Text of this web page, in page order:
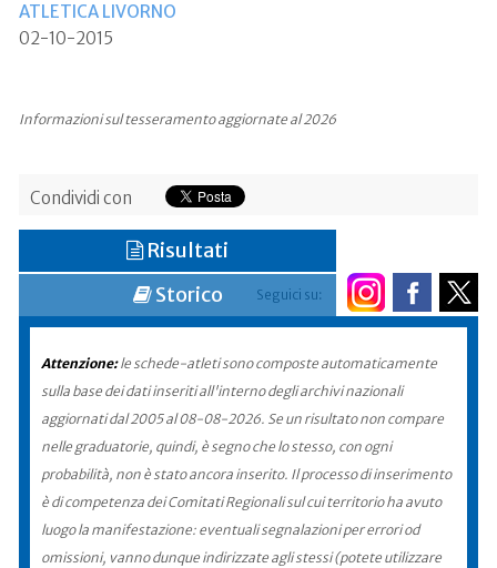
ATLETICA LIVORNO
02-10-2015
Informazioni sul tesseramento aggiornate al 2026
Condividi con
Seguici su:
Risultati
Storico
Attenzione:le schede-atleti sono composte automaticamente
sulla base dei dati inseriti all'interno degli archivi nazionali
aggiornati dal 2005 al 08-08-2026. Se un risultato non compare
nelle graduatorie, quindi, è segno che lo stesso, con ogni
probabilità, non è stato ancora inserito. Il processo di inserimento
è di competenza dei Comitati Regionali sul cui territorio ha avuto
luogo la manifestazione: eventuali segnalazioni per errori od
omissioni, vanno dunque indirizzate agli stessi (potete utilizzare